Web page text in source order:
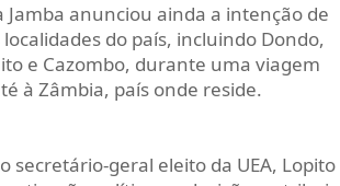
anunciou ainda a intenção de
do país, incluindo Dondo,
e Cazombo, durante uma viagem
à Zâmbia, país onde reside.
secretário-geral eleito da UEA, Lopito